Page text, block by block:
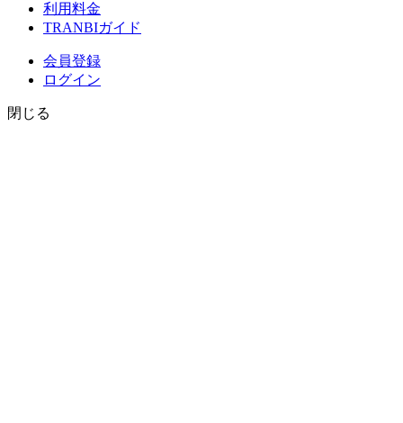
利用料金
TRANBIガイド
会員登録
ログイン
閉じる